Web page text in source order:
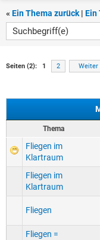
« Ein Thema zurück | Ein
Seiten (2): 1 2 Weiter
Thema
Fliegen im
Klartraum
Fliegen im
Klartraum
Fliegen
Fliegen =